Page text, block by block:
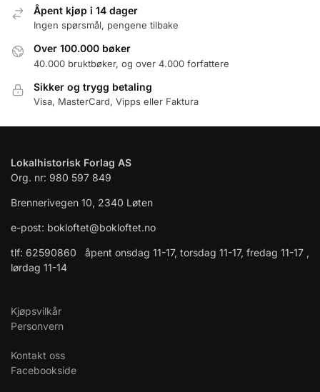
Åpent kjøp i 14 dager
Ingen spørsmål, pengene tilbake
Over 100.000 bøker
40.000 bruktbøker, og over 4.000 forfattere
Sikker og trygg betaling
Visa, MasterCard, Vipps eller Faktura
Lokalhistorisk Forlag AS
Org. nr: 980 597 849
Brennerivegen 10, 2340 Løten
e-post: bokloftet@bokloftet.no
tlf: 62590860 åpent onsdag 11-17, torsdag 11-17, fredag 11-17 ,
lørdag 11-14
Kjøpsvilkår
Personvern
Kontakt oss
Facebookside